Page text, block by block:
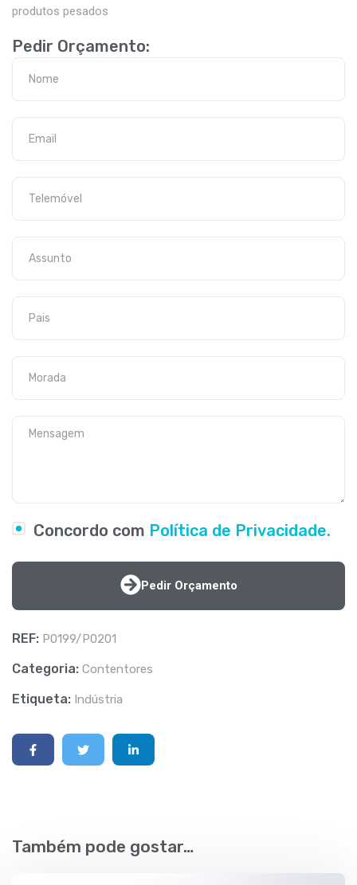
produtos pesados
Pedir Orçamento:
Concordo com Política de Privacidade.
Pedir Orçamento
REF: P0199/P0201
Categoria: Contentores
Etiqueta: Indústria
Também pode gostar…